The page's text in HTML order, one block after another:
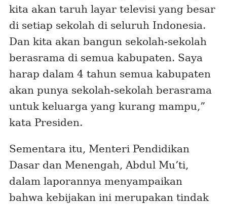
kita akan taruh layar televisi yang besar
di setiap sekolah di seluruh Indonesia.
Dan kita akan bangun sekolah-sekolah
berasrama di semua kabupaten. Saya
harap dalam 4 tahun semua kabupaten
akan punya sekolah-sekolah berasrama
untuk keluarga yang kurang mampu,”
kata Presiden.
Sementara itu, Menteri Pendidikan
Dasar dan Menengah, Abdul Mu’ti,
dalam laporannya menyampaikan
bahwa kebijakan ini merupakan tindak